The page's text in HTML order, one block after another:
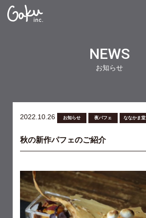
NEWS
お知らせ
2022.10.26 お知らせ 夜パフェ ななかま堂
秋の新作パフェのご紹介